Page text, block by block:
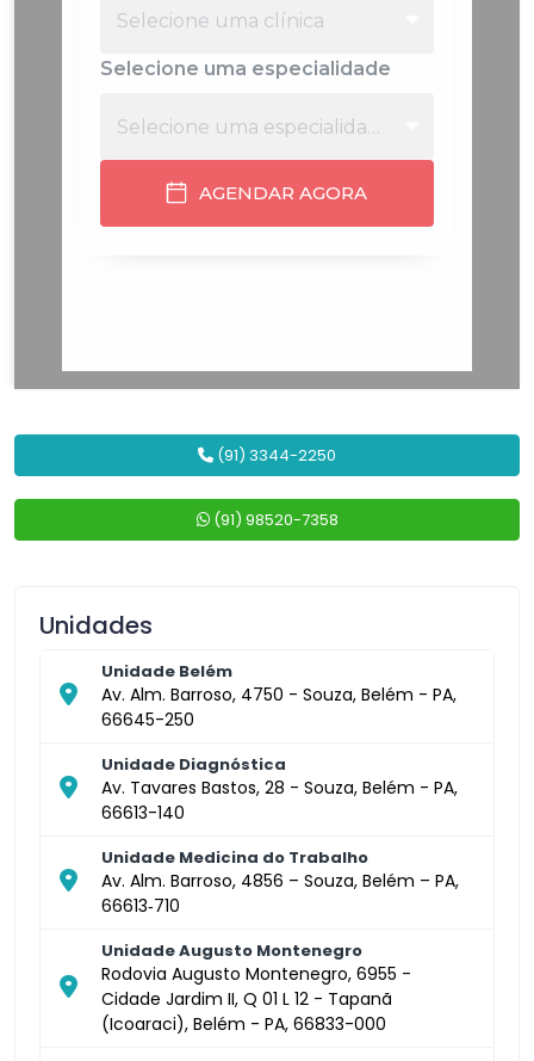
(91) 3344-2250
(91) 98520-7358
Unidades
Unidade Belém
Av. Alm. Barroso, 4750 - Souza, Belém - PA,
66645-250
Unidade Diagnóstica
Av. Tavares Bastos, 28 - Souza, Belém - PA,
66613-140
Unidade Medicina do Trabalho
Av. Alm. Barroso, 4856 – Souza, Belém – PA,
66613‑710
Unidade Augusto Montenegro
Rodovia Augusto Montenegro, 6955 -
Cidade Jardim II, Q 01 L 12 - Tapanã
(Icoaraci), Belém - PA, 66833-000